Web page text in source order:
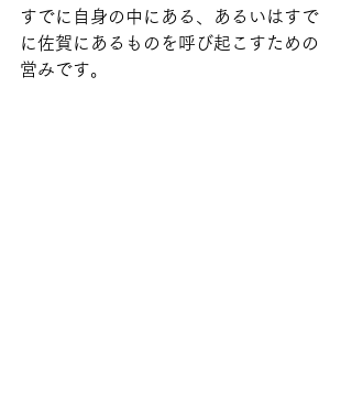
すでに自身の中にある、あるいはすで
に佐賀にあるものを呼び起こすための
営みです。